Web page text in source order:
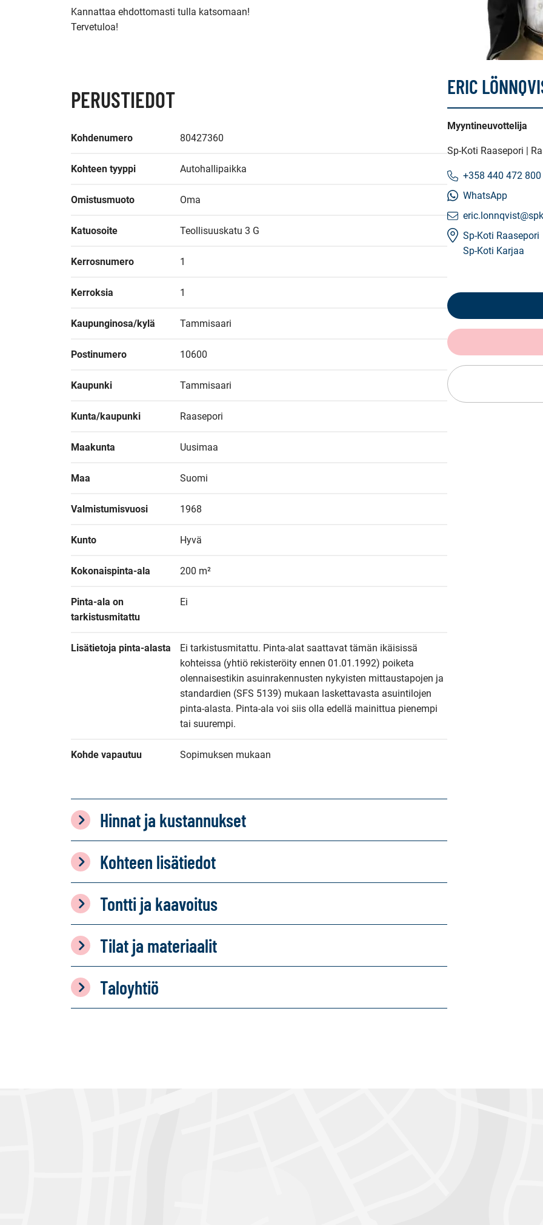
Kannattaa ehdottomasti tulla katsomaan!
Tervetuloa!
PERUSTIEDOT
Kohdenumero 80427360
Kohteen tyyppi Autohallipaikka
Omistusmuoto Oma
Katuosoite Teollisuuskatu 3 G
Kerrosnumero 1
Kerroksia 1
Kaupunginosa/kylä Tammisaari
Postinumero 10600
Kaupunki Tammisaari
Kunta/kaupunki Raasepori
Maakunta Uusimaa
Maa Suomi
Valmistumisvuosi 1968
Kunto Hyvä
Kokonaispinta-ala 200 m²
Pinta-ala on
tarkistusmitattu
Ei
Lisätietoja pinta-alasta
Ei tarkistusmitattu. Pinta-alat saattavat tämän ikäisissä
kohteissa (yhtiö rekisteröity ennen 01.01.1992) poiketa
olennaisestikin asuinrakennusten nykyisten mittaustapojen ja
standardien (SFS 5139) mukaan laskettavasta asuintilojen
pinta-alasta. Pinta-ala voi siis olla edellä mainittua pienempi
tai suurempi.
Kohde vapautuu Sopimuksen mukaan
Hinnat ja kustannukset
Kohteen lisätiedot
Tontti ja kaavoitus
Tilat ja materiaalit
Taloyhtiö
ERIC
Myyntineuvottelija
Sp-Koti Raasepori |
+358 440 472 800
WhatsApp
Sp-Koti Raasepori
Sp-Koti Karjaa